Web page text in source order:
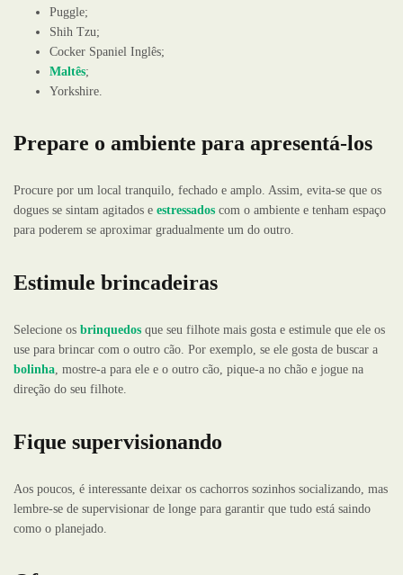
Puggle;
Shih Tzu;
Cocker Spaniel Inglês;
Maltês;
Yorkshire.
Prepare o ambiente para apresentá-los
Procure por um local tranquilo, fechado e amplo. Assim, evita-se que os
dogues se sintam agitados e estressados com o ambiente e tenham espaço
para poderem se aproximar gradualmente um do outro.
Estimule brincadeiras
Selecione os brinquedos que seu filhote mais gosta e estimule que ele os
use para brincar com o outro cão. Por exemplo, se ele gosta de buscar a
bolinha, mostre-a para ele e o outro cão, pique-a no chão e jogue na
direção do seu filhote.
Fique supervisionando
Aos poucos, é interessante deixar os cachorros sozinhos socializando, mas
lembre-se de supervisionar de longe para garantir que tudo está saindo
como o planejado.